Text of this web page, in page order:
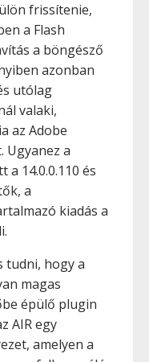
frissítenie,
a Flash
a böngésző
azonban
utólag
valaki,
az Adobe
Ugyanez a
a 14.0.0.110 és
a
kiadás a
tudni, hogy a
magas
épülő plugin
AIR egy
amelyen a